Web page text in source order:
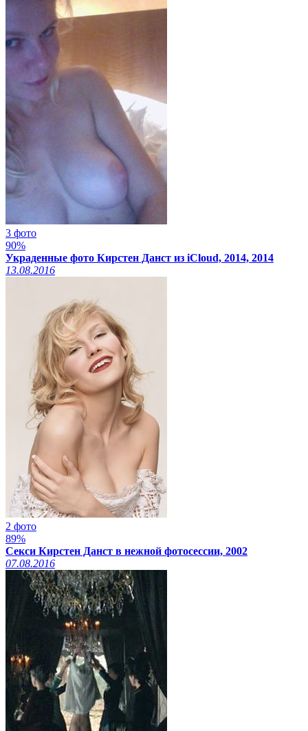
3 фото
90%
Украденные фото Кирстен Данст из iCloud, 2014, 2014
13.08.2016
2 фото
89%
Секси Кирстен Данст в нежной фотосессии, 2002
07.08.2016